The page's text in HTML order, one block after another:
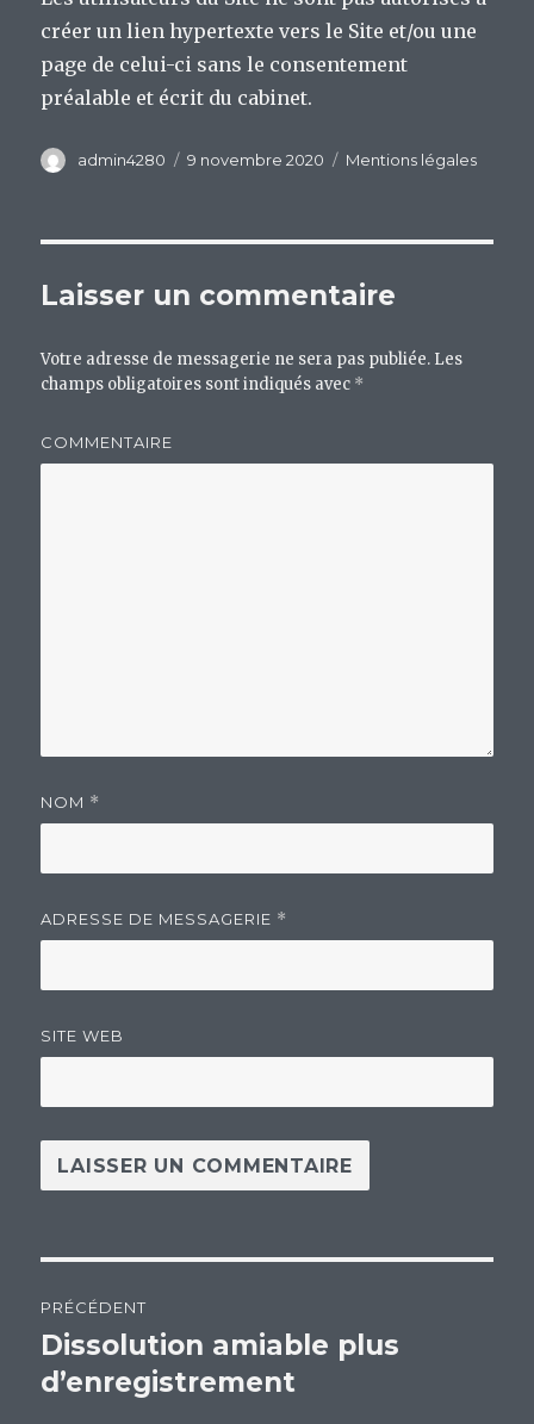
créer un lien hypertexte vers le Site et/ou une
page de celui-ci sans le consentement
préalable et écrit du cabinet.
Auteur
admin4280
Publié
9 novembre 2020 Catégories
Mentions légales
Laisser un commentaire
Votre adresse de messagerie ne sera pas publiée. Les
champs obligatoires sont indiqués avec *
COMMENTAIRE
NOM *
ADRESSE DE MESSAGERIE *
SITE WEB
de
l’article
PRÉCÉDENT
Article
précédent :
Dissolution amiable plus
d’enregistrement